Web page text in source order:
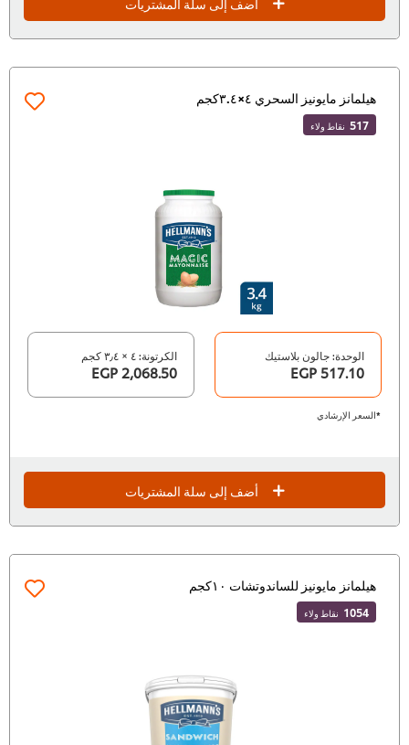
هيلمانز مايونيز السحري ٤×٣.٤كجم
517 نقاط ولاء
الوحدة: جالون بلاستيك
517.10 EGP
الكرتونة: ٤ × ٣٫٤ كجم
2,068.50 EGP
*السعر الإرشادي
أضف إلى سلة المشتريات
هيلمانز مايونيز للساندوتشات ١٠كجم
1054 نقاط ولاء